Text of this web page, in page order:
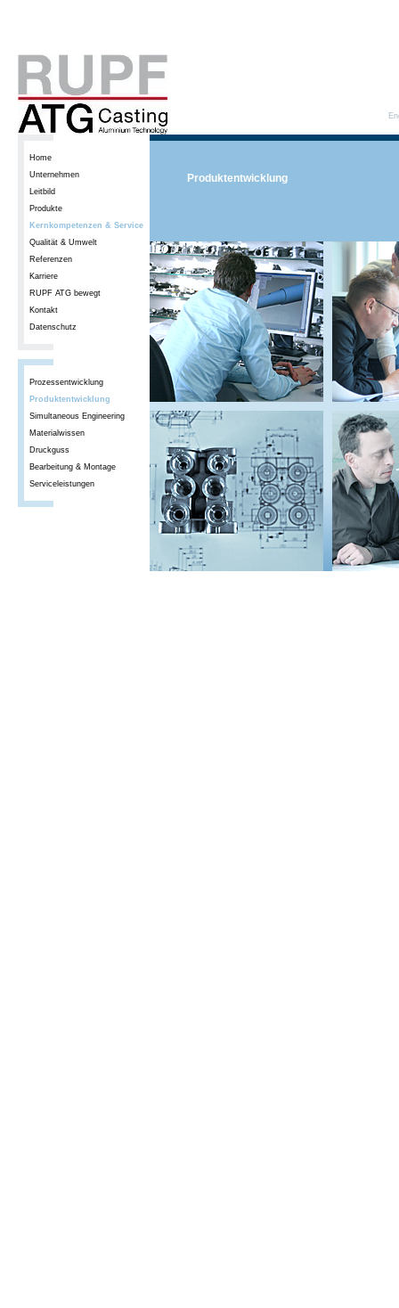
Home
Unternehmen
Leitbild
Produkte
Kernkompetenzen & Service
Qualität & Umwelt
Referenzen
Karriere
RUPF ATG bewegt
Kontakt
Datenschutz
Prozessentwicklung
Produktentwicklung
Simultaneous Engineering
Materialwissen
Druckguss
Bearbeitung & Montage
Serviceleistungen
Produktentwicklung